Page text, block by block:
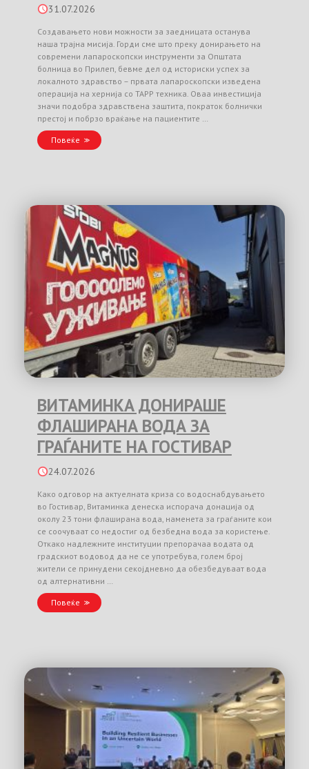
31.07.2026
Создавањето нови можности за заедницата останува
наша трајна мисија. Горди сме што преку донирањето на
современи лапароскопски инструменти за Општата
болница во Прилеп, бевме дел од историски успех за
локалното здравство – првата лапароскопски изведена
операција на хернија со TAPP техника. Оваа инвестиција
значи подобра здравствена заштита, пократок болнички
престој и побрзо враќање на пациентите …
Повеќе
ВИТАМИНКА ДОНИРАШЕ
ФЛАШИРАНА ВОДА ЗА
ГРАЃАНИТЕ НА ГОСТИВАР
24.07.2026
Како одговор на актуелната криза со водоснабдувањето
во Гостивар, Витаминка денеска испорача донација од
околу 23 тони флаширана вода, наменета за граѓаните кои
се соочуваат со недостиг од безбедна вода за користење.
Откако надлежните институции препорачаа водата од
градскиот водовод да не се употребува, голем број
жители се принудени секојдневно да обезбедуваат вода
од алтернативни …
Повеќе